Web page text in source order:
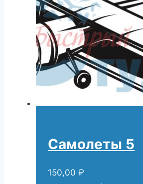
Самолеты 5
150,00 ₽